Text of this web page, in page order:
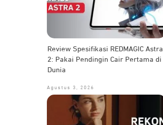
Review Spesifikasi REDMAGIC Astra
2: Pakai Pendingin Cair Pertama di
Dunia
Agustus 3, 2026